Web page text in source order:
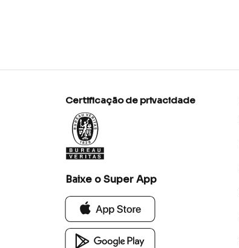
Certificação de privacidade
Baixe o Super App